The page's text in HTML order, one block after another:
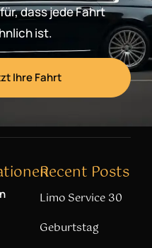
dass jede Fahrt
ist.
Ihre Fahrt
Recent Posts
Limo Service 30
Geburtstag